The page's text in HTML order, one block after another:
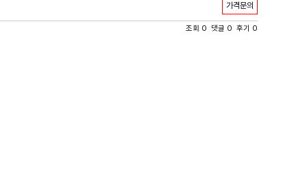
가격문의
조회 0 댓글 0 후기 0